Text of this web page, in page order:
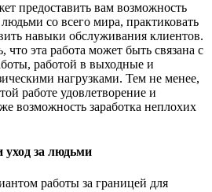
предоставить вам возможность
со всего мира, практиковать
навыки обслуживания клиентов.
что эта работа может быть связана с
работой в выходные и
нагрузками. Тем не менее,
работе удовлетворение и
возможность заработка неплохих
уход за людьми
работы за границей для